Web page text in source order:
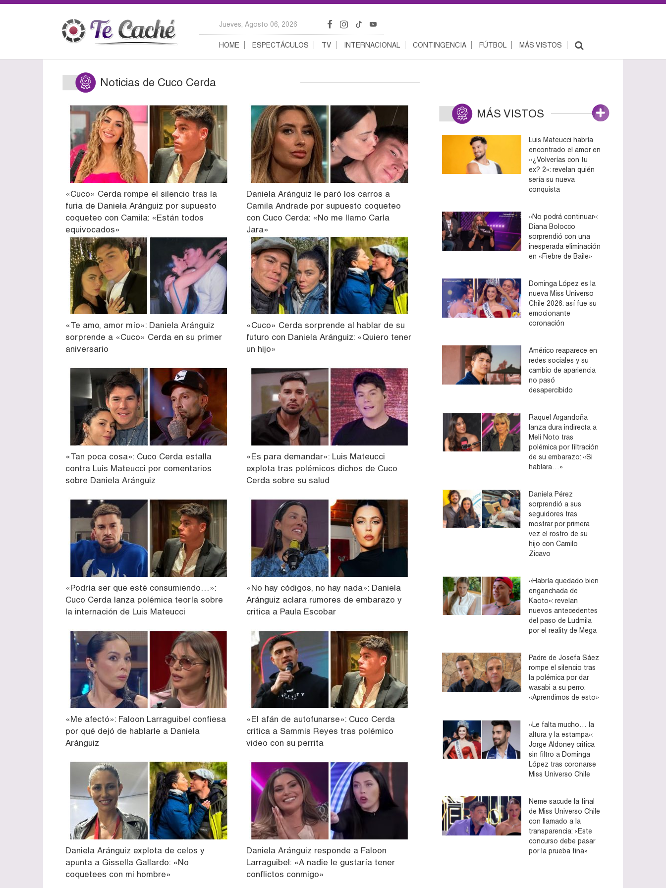
Jueves, Agosto 06, 2026
HOME ESPECTÁCULOS TV INTERNACIONAL CONTINGENCIA FÚTBOL MÁS VISTOS
Noticias de Cuco Cerda
«Cuco» Cerda rompe el silencio tras la
furia de Daniela Aránguiz por supuesto
coqueteo con Camila: «Están todos
equivocados»
Daniela Aránguiz le paró los carros a
Camila Andrade por supuesto coqueteo
con Cuco Cerda: «No me llamo Carla
Jara»
«Te amo, amor mío»: Daniela Aránguiz
sorprende a «Cuco» Cerda en su primer
aniversario
«Cuco» Cerda sorprende al hablar de su
futuro con Daniela Aránguiz: «Quiero tener
un hijo»
«Tan poca cosa»: Cuco Cerda estalla
contra Luis Mateucci por comentarios
sobre Daniela Aránguiz
«Es para demandar»: Luis Mateucci
explota tras polémicos dichos de Cuco
Cerda sobre su salud
«Podría ser que esté consumiendo…»:
Cuco Cerda lanza polémica teoría sobre
la internación de Luis Mateucci
«No hay códigos, no hay nada»: Daniela
Aránguiz aclara rumores de embarazo y
critica a Paula Escobar
«Me afectó»: Faloon Larraguibel confiesa
por qué dejó de hablarle a Daniela
Aránguiz
«El afán de autofunarse»: Cuco Cerda
critica a Sammis Reyes tras polémico
video con su perrita
Daniela Aránguiz explota de celos y
apunta a Gissella Gallardo: «No
coquetees con mi hombre»
Daniela Aránguiz responde a Faloon
Larraguibel: «A nadie le gustaría tener
conflictos conmigo»
MÁS VISTOS
Luis Mateucci habría
encontrado el amor en
«¿Volverías con tu
ex? 2»: revelan quién
sería su nueva
conquista
«No podrá continuar»:
Diana Bolocco
sorprendió con una
inesperada eliminación
en «Fiebre de Baile»
Dominga López es la
nueva Miss Universo
Chile 2026: así fue su
emocionante
coronación
Américo reaparece en
redes sociales y su
cambio de apariencia
no pasó
desapercibido
Raquel Argandoña
lanza dura indirecta a
Meli Noto tras
polémica por filtración
de su embarazo: «Si
hablara…»
Daniela Pérez
sorprendió a sus
seguidores tras
mostrar por primera
vez el rostro de su
hijo con Camilo
Zicavo
«Habría quedado bien
enganchada de
Kaoto»: revelan
nuevos antecedentes
del paso de Ludmila
por el reality de Mega
Padre de Josefa Sáez
rompe el silencio tras
la polémica por dar
wasabi a su perro:
«Aprendimos de esto»
«Le falta mucho… la
altura y la estampa»:
Jorge Aldoney critica
sin filtro a Dominga
López tras coronarse
Miss Universo Chile
Neme sacude la final
de Miss Universo Chile
con llamado a la
transparencia: «Este
concurso debe pasar
por la prueba fina»